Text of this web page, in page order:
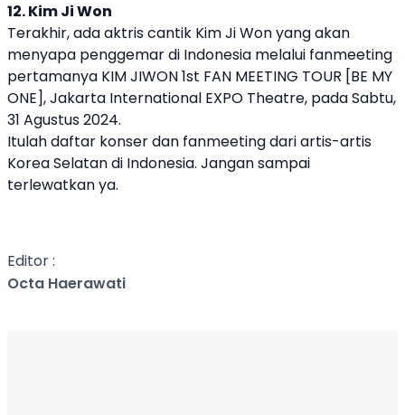
12. Kim Ji Won
Terakhir, ada aktris cantik Kim Ji Won yang akan
menyapa penggemar di Indonesia melalui fanmeeting
pertamanya KIM JIWON 1st FAN MEETING TOUR [BE MY
ONE], Jakarta International EXPO Theatre, pada Sabtu,
31 Agustus 2024.
Itulah daftar konser dan fanmeeting dari artis-artis
Korea Selatan di Indonesia. Jangan sampai
terlewatkan ya.
Editor :
Octa Haerawati